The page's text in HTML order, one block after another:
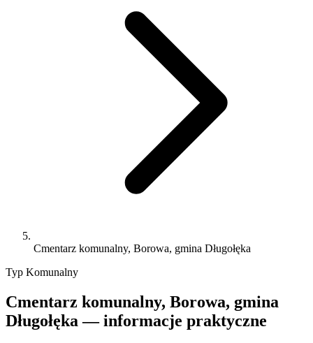
Cmentarz komunalny, Borowa, gmina Długołęka
Typ Komunalny
Cmentarz komunalny, Borowa, gmina
Długołęka — informacje praktyczne